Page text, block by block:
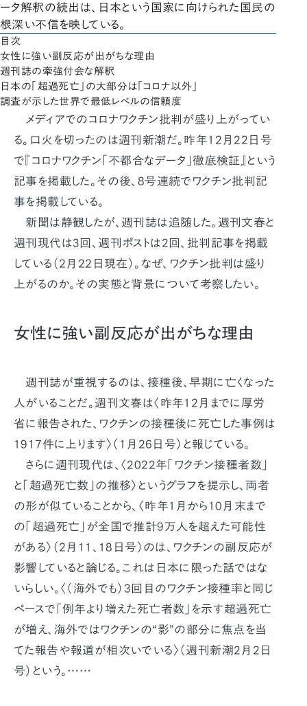
ータ解釈の続出は、日本という国家に向けられた国民の
根深い不信を映している。
目次
女性に強い副反応が出がちな理由
週刊誌の牽強付会な解釈
日本の「超過死亡」の大部分は「コロナ以外」
調査が示した世界で最低レベルの信頼度
メディアでのコロナワクチン批判が盛り上がってい
る。口火を切ったのは週刊新潮だ。昨年12月22日号
で『コロナワクチン「不都合なデータ」徹底検証』という
記事を掲載した。その後、8号連続でワクチン批判記
事を掲載している。
新聞は静観したが、週刊誌は追随した。週刊文春と
週刊現代は3回、週刊ポストは2回、批判記事を掲載
している（2月22日現在）。なぜ、ワクチン批判は盛り
上がるのか。その実態と背景について考察したい。
女性に強い副反応が出がちな理由
週刊誌が重視するのは、接種後、早期に亡くなった
人がいることだ。週刊文春は〈昨年12月までに厚労
省に報告された、ワクチンの接種後に死亡した事例は
1917件に上ります〉（1月26日号）と報じている。
さらに週刊現代は、〈2022年「ワクチン接種者数」
と「超過死亡数」の推移〉というグラフを提示し、両者
の形が似ていることから、〈昨年1月から10月末まで
の「超過死亡」が全国で推計9万人を超えた可能性
がある〉（2月11、18日号）のは、ワクチンの副反応が
影響していると論じる。これは日本に限った話ではな
いらしい。〈（海外でも）3回目のワクチン接種率と同じ
ペースで「例年より増えた死亡者数」を示す超過死亡
が増え、海外ではワクチンの“影”の部分に焦点を当
てた報告や報道が相次いでいる〉（週刊新潮2月2日
号）という。……